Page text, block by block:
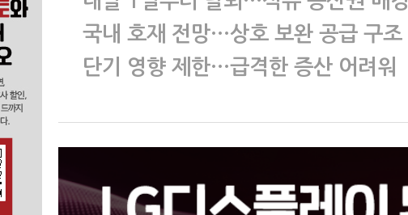
국내 호재 전망…상호 보완 공급 구조
단기 영향 제한…급격한 증산 어려워